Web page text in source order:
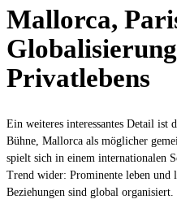
Mallorca,
Privatlebens
Ein weiteres interessantes Detail ist
Bühne, Mallorca als möglicher
spielt sich in einem internationalen
Trend wider: Prominente leben und
Beziehungen sind global organisiert.